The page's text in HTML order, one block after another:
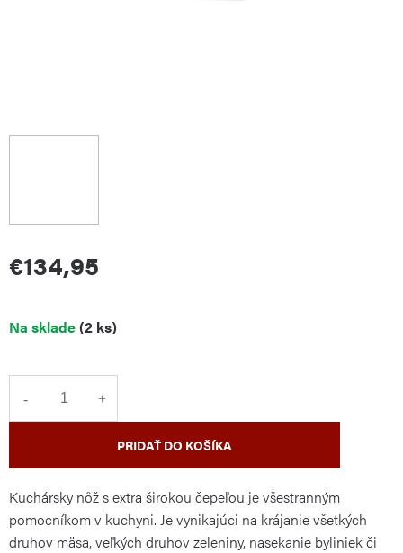
€134,95
Jednotková
cena:
Na sklade(2 ks)
PRIDAŤ DO KOŠÍKA
Kuchársky nôž s extra širokou čepeľou je všestranným
pomocníkom v kuchyni. Je vynikajúci na krájanie všetkých
druhov mäsa, veľkých druhov zeleniny, nasekanie byliniek či